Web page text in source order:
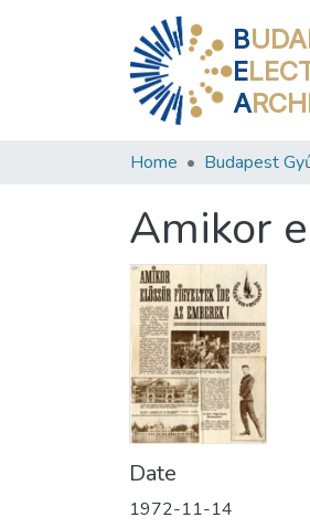
B
E
A
Home Budapest
Amikor
Date
1972-11-14